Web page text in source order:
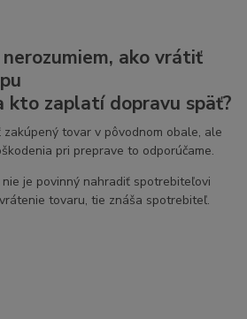
kto zaplatí dopravu späť?
tovar v pôvodnom obale, ale
pri preprave to odporúčame.
je povinný nahradiť spotrebiteľovi
tovaru, tie znáša spotrebiteľ.